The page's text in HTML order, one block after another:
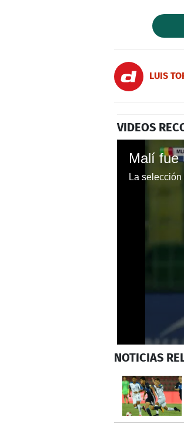
LUIS
VIDEOS
La
seconds
minute,
23
secondsVolume
0%
NOTICIAS